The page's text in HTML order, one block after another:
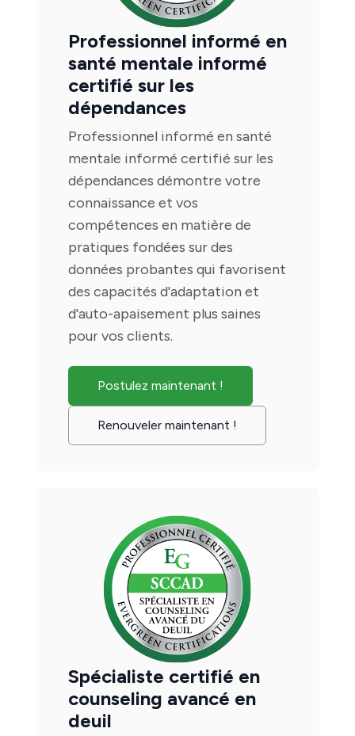
Professionnel informé en
santé mentale informé
certifié sur les
dépendances
Professionnel informé en santé
mentale informé certifié sur les
dépendances démontre votre
connaissance et vos
compétences en matière de
pratiques fondées sur des
données probantes qui favorisent
des capacités d'adaptation et
d'auto-apaisement plus saines
pour vos clients.
Postulez maintenant !
Renouveler maintenant !
Spécialiste certifié en
counseling avancé en
deuil